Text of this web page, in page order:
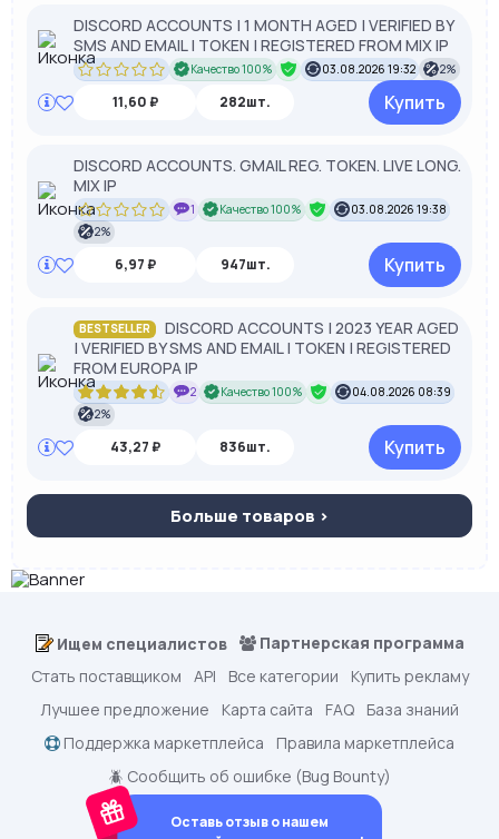
DISCORD ACCOUNTS | 1 MONTH AGED | VERIFIED BY
SMS AND EMAIL | TOKEN | REGISTERED FROM MIX IP
Качество 100% 03.08.2026 19:32 2%
11,60 ₽ 282шт. Купить
DISCORD ACCOUNTS. GMAIL REG. TOKEN. LIVE LONG.
MIX IP
1 Качество 100%
03.08.2026 19:38
2%
6,97 ₽ 947шт. Купить
BESTSELLER
DISCORD ACCOUNTS | 2023 YEAR AGED
| VERIFIED BY SMS AND EMAIL | TOKEN | REGISTERED
FROM EUROPA IP
2 Качество 100%
04.08.2026 08:39
2%
43,27 ₽ 836шт. Купить
Больше товаров >
Ищем специалистов
Партнерская программа
Стать поставщиком
API Все категории
Купить рекламу
Лучшее предложение
Карта сайта FAQ
База знаний
Поддержка маркетплейса
Правила маркетплейса
🪲 Сообщить об ошибке (Bug Bounty)
Оставь отзыв о нашем